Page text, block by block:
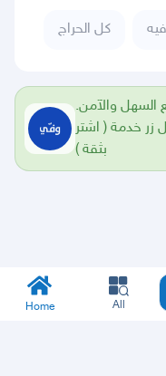
كل الحراج
السهل والآمن.
زر خدمة ( اشتر
بثقة )
Home All